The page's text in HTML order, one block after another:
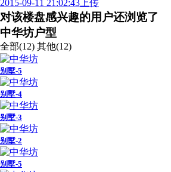
2015-09-11 21:02:43上传
对该楼盘感兴趣的用户还浏览了
中华坊户型
全部(12) 其他(12)
别墅-5
别墅-4
别墅-3
别墅-2
别墅-5